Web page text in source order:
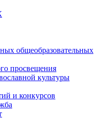
общеобразовательных
просвещения
культуры
и конкурсов